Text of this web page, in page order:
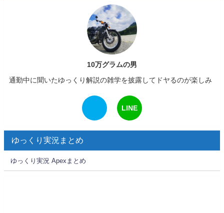
10万グラムの男
通勤中に聞いたゆっくり解説の雑学を披露してドヤるのが楽しみ
LINE
ゆっくり実況まとめ
ゆっくり実況 Apexまとめ